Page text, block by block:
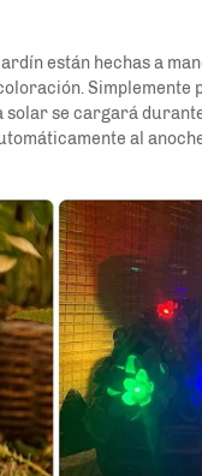
están hechas a
Simplemente
se cargará
al